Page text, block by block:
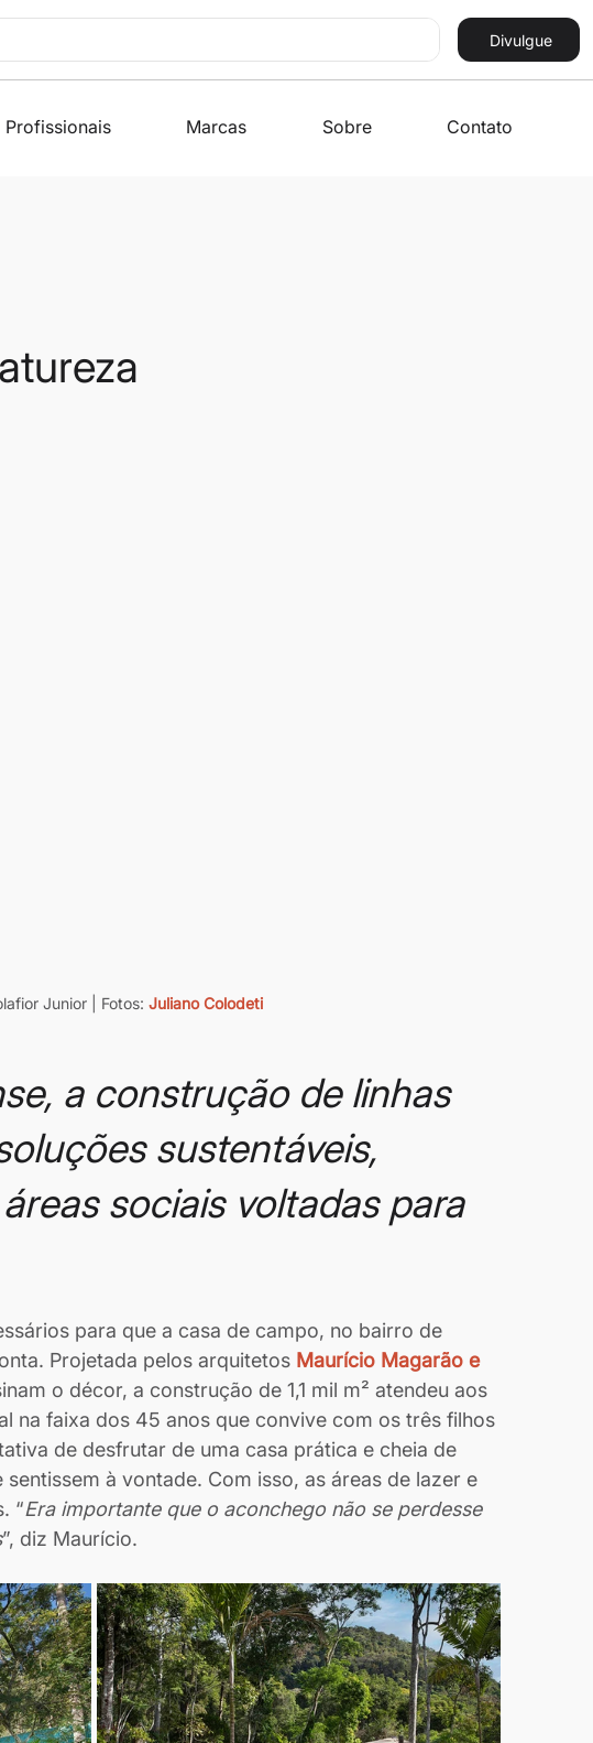
Divulgue
Profissionais Marcas Sobre Contato
Junior | Fotos: Juliano Colodeti
a construção de linhas
sustentáveis,
sociais voltadas para
para que a casa de campo, no bairro de
Projetada pelos arquitetos Maurício Magarão e
o décor, a construção de 1,1 mil m² atendeu aos
na faixa dos 45 anos que convive com os três filhos
de desfrutar de uma casa prática e cheia de
à vontade. Com isso, as áreas de lazer e
“Era importante que o aconchego não se perdesse
”, diz Maurício.